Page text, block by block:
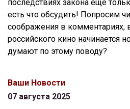
последствиях закона ещё
есть что обсудить! Попросим
соображения в комментариях,
российского кино начинается
думают по этому поводу?
Ваши Новости
07 августа 2025